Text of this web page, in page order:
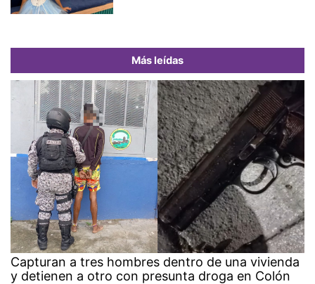
Más leídas
Capturan a tres hombres dentro de una vivienda
y detienen a otro con presunta droga en Colón